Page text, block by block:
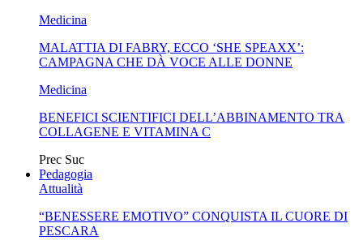
Medicina
MALATTIA DI FABRY, ECCO ‘SHE SPEAXX’:
CAMPAGNA CHE DÀ VOCE ALLE DONNE
Medicina
BENEFICI SCIENTIFICI DELL’ABBINAMENTO TRA
COLLAGENE E VITAMINA C
Prec Suc
Pedagogia
Attualità
“BENESSERE EMOTIVO” CONQUISTA IL CUORE DI
PESCARA